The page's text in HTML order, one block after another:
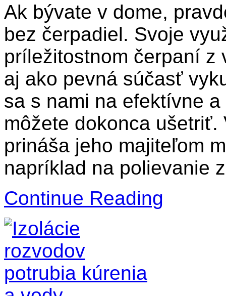
Ak bývate v dome,
bez čerpadiel. Svoje
príležitostnom čerpaní z
aj ako pevná súčasť
sa s nami na efektívne
môžete dokonca
prináša jeho majiteľom
napríklad na polievanie
Continue Reading